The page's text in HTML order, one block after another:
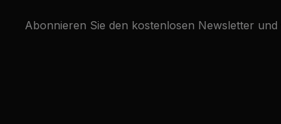
Abonnieren Sie den kostenlosen Newsletter